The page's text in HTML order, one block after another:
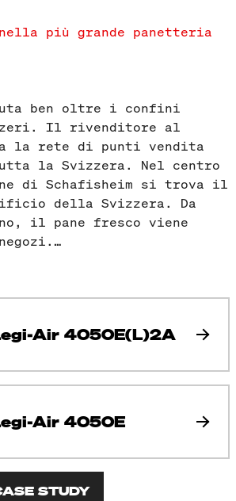
più grande panetteria
ben oltre i confini
Il rivenditore al
la rete di punti vendita
la Svizzera. Nel centro
di Schafisheim si trova il
della Svizzera. Da
il pane fresco viene
Air 4050E(L)2A
Air 4050E
STUDY